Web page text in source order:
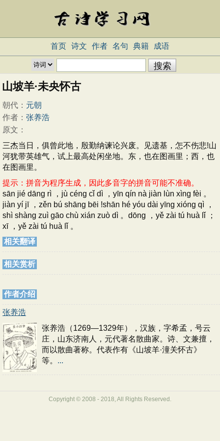
首页 诗文 作者 名句 典籍 成语
山坡羊·未央怀古
朝代： 元朝
作者： 张养浩
原文：
三杰当日，俱曾此地，殷勤纳谏论兴废。见遗基，怎不伤悲!山
河犹带英雄气，试上最高处闲坐地。东，也在图画里；西，也
在图画里。
提示：拼音为程序生成，因此多音字的拼音可能不准确。
sān jié dāng rì ，jù céng cǐ dì ，yīn qín nà jiàn lùn xìng fèi 。
jiàn yí jī ，zěn bú shāng bēi !shān hé yóu dài yīng xióng qì ，
shì shàng zuì gāo chù xián zuò dì 。dōng ，yě zài tú huà lǐ ；
xī ，yě zài tú huà lǐ 。
相关翻译
相关赏析
作者介绍
张养浩
张养浩（1269—1329年），汉族，字希孟，号云
庄，山东济南人，元代著名散曲家。诗、文兼擅，
而以散曲著称。代表作有《山坡羊·潼关怀古》
等。 ...
Copyright © 2008 - 2018, All Rights Reserved.